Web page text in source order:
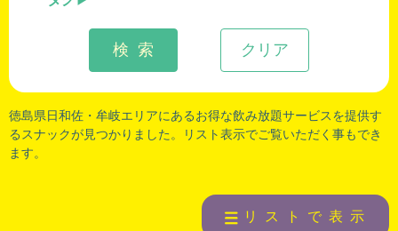
クリア
検 索
徳島県日和佐 ・ 牟岐エリアにあるお得な飲み放題サービスを提供す
るスナックが見つかりました。リスト表示でご覧いただく事もでき
ます。
リストで表示